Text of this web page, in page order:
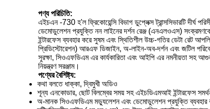
পণ্য পরিচিতি:
এইচএন -730 হ'ল ফ্রিকোয়েন্সি বিভাগ ডুপ্লেক্স ট্রান্সসিভারটি দীর্ঘ
ডেমোডুলেশন প্রযুক্তি নন লাইনের দর্শন রেঞ্জ (এনএলওএস) সংক্রমণকে
ইন্টারফেস ব্যবহার করে সুষম এবং স্থিতিশীল উচ্চ-গতির ডেটা রেট
প্রিডিস্টোরেশন) আরএফ ডিজাইন, অ-লাইন-অব-দর্শন এবং জটিল
সুরক্ষা, সিওএফডিএম এর কার্যকারিতা এবং আইপি এর নমনীয়তা সহ
নিয়ন্ত্রণ সরঞ্জাম।
পণ্যের বৈশিষ্ট্য:
কথা বলতে ধাক্কা, দ্বিমুখী অডিও
শূন্য এনকোডার, ছোট বিলম্বের সময় সহ এইচডিএমআই ইন্টারফেস
অ-মানক সিওএফডিএম মড্যুলেশন এবং ডেমোডুলেশন প্রযুক্তি ব্যবহার